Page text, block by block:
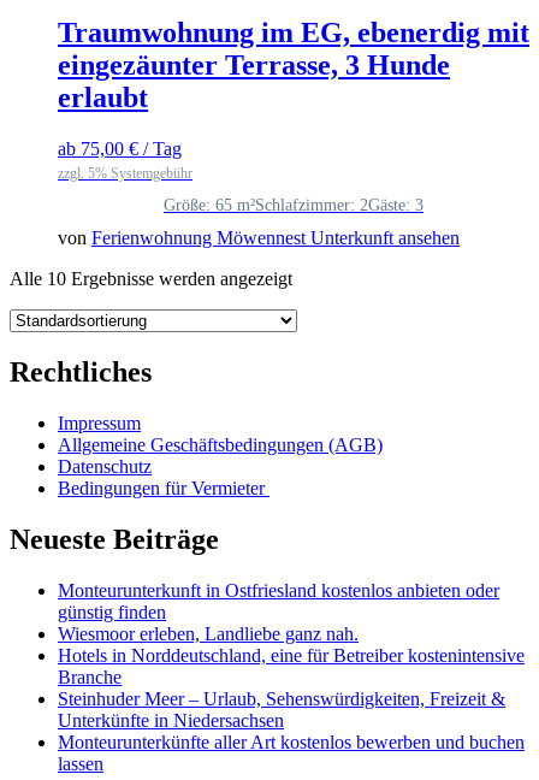
Traumwohnung im EG, ebenerdig mit
eingezäunter Terrasse, 3 Hunde
erlaubt
ab 75,00 € / Tag
zzgl. 5% Systemgebühr
Größe: 65 m²Schlafzimmer: 2Gäste: 3
von Ferienwohnung Möwennest Unterkunft ansehen
Alle 10 Ergebnisse werden angezeigt
Rechtliches
Impressum
Allgemeine Geschäftsbedingungen (AGB)
Datenschutz
Bedingungen für Vermieter
Neueste Beiträge
Monteurunterkunft in Ostfriesland kostenlos anbieten oder
günstig finden
Wiesmoor erleben, Landliebe ganz nah.
Hotels in Norddeutschland, eine für Betreiber kostenintensive
Branche
Steinhuder Meer – Urlaub, Sehenswürdigkeiten, Freizeit &
Unterkünfte in Niedersachsen
Monteurunterkünfte aller Art kostenlos bewerben und buchen
lassen